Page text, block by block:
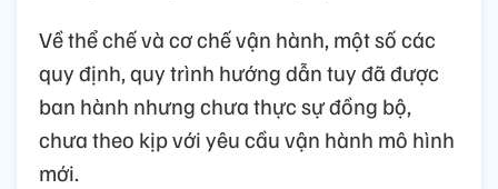
Về thể chế và cơ chế vận hành, một số các
quy định, quy trình hướng dẫn tuy đã được
ban hành nhưng chưa thực sự đồng bộ,
chưa theo kịp với yêu cầu vận hành mô hình
mới.